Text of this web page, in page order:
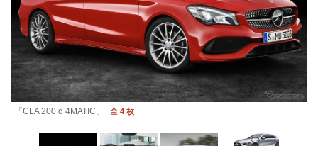
「CLA 200 d 4MATIC」 全 4 枚